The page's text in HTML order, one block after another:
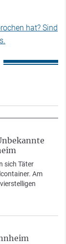
hat? Sind
sich Täter
Am